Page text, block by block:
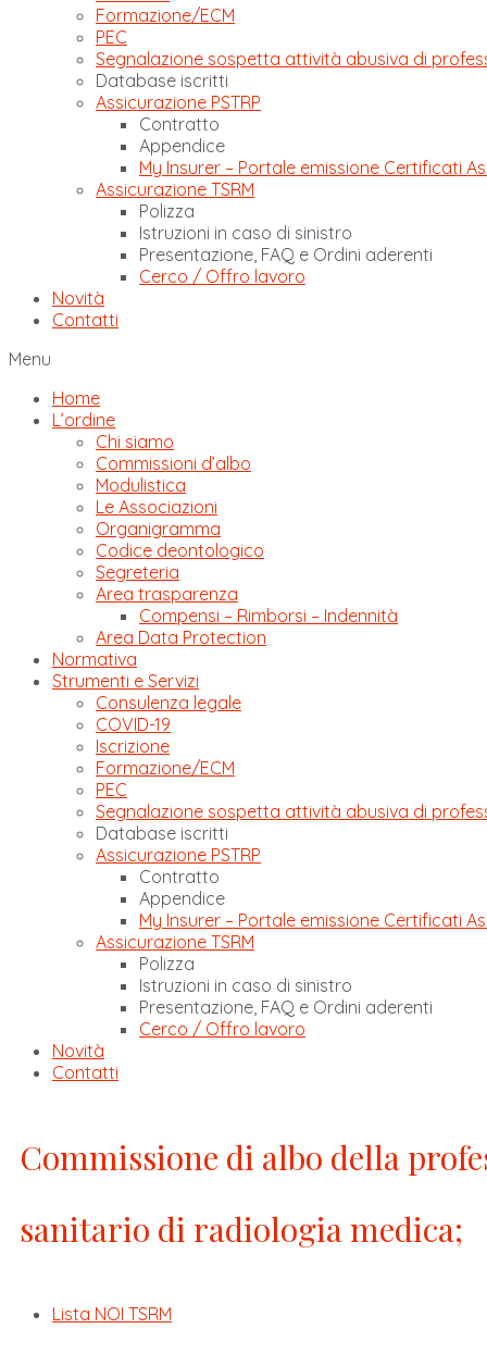
Formazione/ECM
PEC
Segnalazione sospetta attività abusiva di
Database iscritti
Assicurazione PSTRP
Contratto
Appendice
My Insurer – Portale emissione Certificati
Assicurazione TSRM
Polizza
Istruzioni in caso di sinistro
Presentazione, FAQ e Ordini aderenti
Cerco / Offro lavoro
Novità
Contatti
Menu
Home
L’ordine
Chi siamo
Commissioni d’albo
Modulistica
Le Associazioni
Organigramma
Codice deontologico
Segreteria
Area trasparenza
Compensi – Rimborsi – Indennità
Area Data Protection
Normativa
Strumenti e Servizi
Consulenza legale
COVID-19
Iscrizione
Formazione/ECM
PEC
Segnalazione sospetta attività abusiva di
Database iscritti
Assicurazione PSTRP
Contratto
Appendice
My Insurer – Portale emissione Certificati
Assicurazione TSRM
Polizza
Istruzioni in caso di sinistro
Presentazione, FAQ e Ordini aderenti
Cerco / Offro lavoro
Novità
Contatti
Commissione di albo della
sanitario di radiologia medica;
Lista NOI TSRM